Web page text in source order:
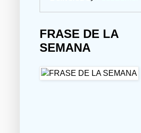
FRASE DE LA
SEMANA